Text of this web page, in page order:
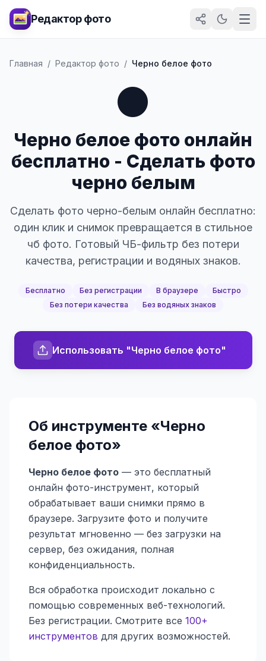
Редактор фото
Главная / Редактор фото / Черно белое фото
⚫
Черно белое фото онлайн
бесплатно - Сделать фото
черно белым
Сделать фото черно-белым онлайн бесплатно:
один клик и снимок превращается в стильное
чб фото. Готовый ЧБ-фильтр без потери
качества, регистрации и водяных знаков.
Бесплатно Без регистрации В браузере
Быстро
Без потери качества
Без водяных знаков
Использовать "Черно белое фото"
Об инструменте «Черно
белое фото»
Черно белое фото — это бесплатный
онлайн фото-инструмент, который
обрабатывает ваши снимки прямо в
браузере. Загрузите фото и получите
результат мгновенно — без загрузки на
сервер, без ожидания, полная
конфиденциальность.
Вся обработка происходит локально с
помощью современных веб-технологий.
Без регистрации. Смотрите все 100+
инструментов для других возможностей.